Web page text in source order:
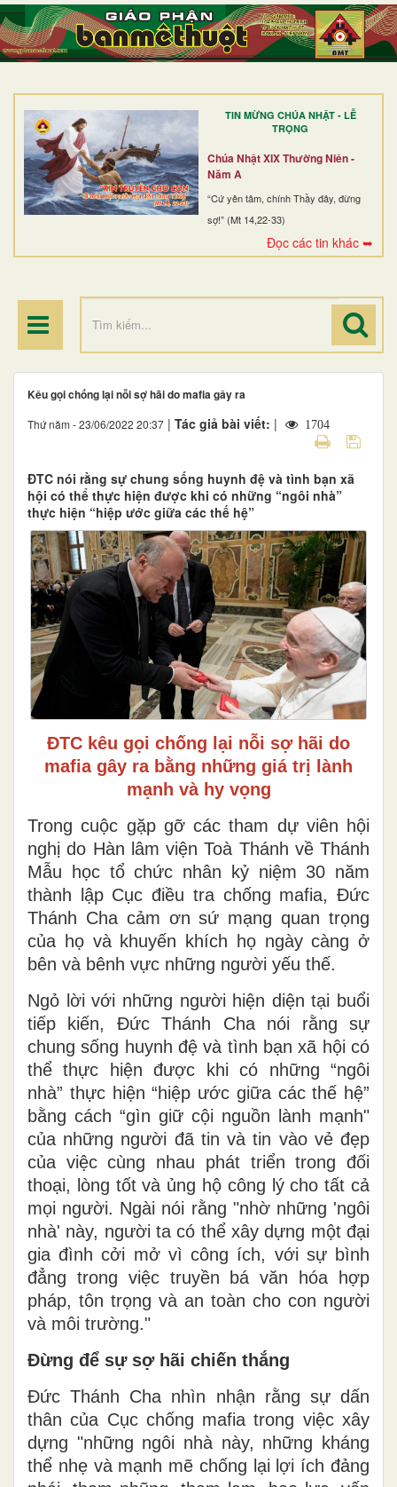
TIN MỪNG CHÚA NHẬT - LỄ
TRỌNG
Chúa Nhật XIX Thường Niên -
Năm A
“Cứ yên tâm, chính Thầy đây, đừng
sợ!” (Mt 14,22-33)
Đọc các tin khác ➥
TRANG NHẤT
GIỚI THIỆU
DÒNG TU
BAN MỤC VỤ
ĐOÀN THỂ CG
ĐIỂM HÀNH HƯƠNG
Kêu gọi chống lại nỗi sợ hãi do mafia gây ra
Thứ năm - 23/06/2022 20:37 | Tác giả bài viết: | 1704
ĐTC nói rằng sự chung sống huynh đệ và tình bạn xã
hội có thể thực hiện được khi có những “ngôi nhà”
thực hiện “hiệp ước giữa các thế hệ”
ĐTC kêu gọi chống lại nỗi sợ hãi do
mafia gây ra bằng những giá trị lành
mạnh và hy vọng
Trong cuộc gặp gỡ các tham dự viên hội
nghị do Hàn lâm viện Toà Thánh về Thánh
Mẫu học tổ chức nhân kỷ niệm 30 năm
thành lập Cục điều tra chống mafia, Đức
Thánh Cha cảm ơn sứ mạng quan trọng
của họ và khuyến khích họ ngày càng ở
bên và bênh vực những người yếu thế.
Ngỏ lời với những người hiện diện tại buổi
tiếp kiến, Đức Thánh Cha nói rằng sự
chung sống huynh đệ và tình bạn xã hội có
thể thực hiện được khi có những “ngôi
nhà” thực hiện “hiệp ước giữa các thế hệ”
bằng cách “gìn giữ cội nguồn lành mạnh"
của những người đã tin và tin vào vẻ đẹp
của việc cùng nhau phát triển trong đối
thoại, lòng tốt và ủng hộ công lý cho tất cả
mọi người. Ngài nói rằng "nhờ những 'ngôi
nhà' này, người ta có thể xây dựng một đại
gia đình cởi mở vì công ích, với sự bình
đẳng trong việc truyền bá văn hóa hợp
pháp, tôn trọng và an toàn cho con người
và môi trường."
Đừng để sự sợ hãi chiến thắng
Đức Thánh Cha nhìn nhận rằng sự dấn
thân của Cục chống mafia trong việc xây
dựng "những ngôi nhà này, những kháng
thể nhẹ và mạnh mẽ chống lại lợi ích đảng